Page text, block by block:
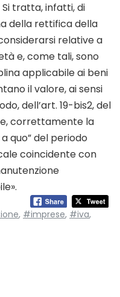
tratta, infatti, di
della rettifica della
relative a
e, come tali, sono
applicabile ai beni
il valore, ai sensi
dell’art. 19-bis2, del
correttamente la
quo” del periodo
coincidente con
, #imprese, #iva,